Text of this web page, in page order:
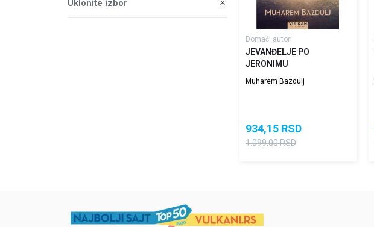
Uklonite izbor
Domaći autori
JEVANĐELJE PO
JERONIMU
Muharem Bazdulj
934,15 RSD
1.099,00RSD